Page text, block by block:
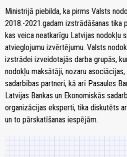
Ministrijā piebilda, ka pirms Valsts
2018.-2021.gadam izstrādāšanas tika
kas veica neatkarīgu Latvijas nodokļu
atvieglojumu izvērtējumu. Valsts
izstrādei izveidotajās darba grupās,
nodokļu maksātāji, nozaru
sadarbības partneri, kā arī Pasaules
Latvijas Bankas un Ekonomiskās
organizācijas eksperti, tika diskutēts
un to pārskatīšanas iespējām.